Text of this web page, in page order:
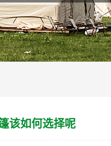
该如何选择呢